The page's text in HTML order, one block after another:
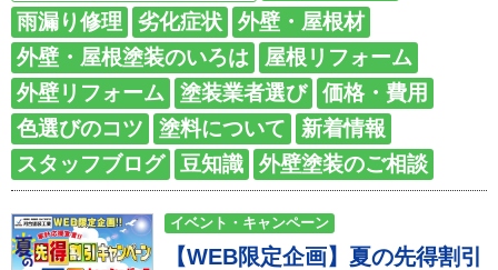
雨漏り修理
劣化症状
外壁・屋根材
外壁・屋根塗装のいろは
屋根リフォーム
外壁リフォーム
塗装業者選び
価格・費用
色選びのコツ
塗料について
新着情報
スタッフブログ
豆知識 外壁塗装のご相談
【WEB限定企画】夏の先得割引
イベント・キャンペーン